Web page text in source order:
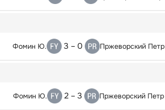
Фомин Ю. 3 – 0 Пржеворский Петр
Фомин Ю. 2 – 3 Пржеворский Петр